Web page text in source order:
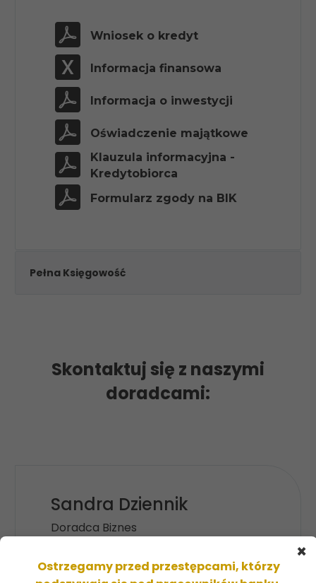

 Wniosek o kredyt

 Informacja finansowa

 Informacja o inwestycji

 Oświadczenie majątkowe


Klauzula informacyjna -
Kredytobiorca

 Formularz zgody na BIK
Pełna Księgowość
Skontaktuj się z naszymi
doradcami:
Sandra Dziennik
Doradca Biznes
523560918
×
Ostrzegamy przed przestępcami, którzy